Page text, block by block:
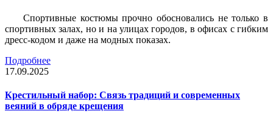
Спортивные костюмы прочно обосновались не только в
спортивных залах, но и на улицах городов, в офисах с гибким
дресс-кодом и даже на модных показах.
Подробнее
17.09.2025
Крестильный набор: Связь традиций и современных
веяний в обряде крещения